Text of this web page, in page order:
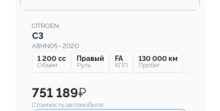
CITROEN
C3
A8HN05 • 2020
1 200 cc
Объем
Правый
Руль
FA
КПП
130 000 км
Пробег
751 189₽
Стоимость автомобиля